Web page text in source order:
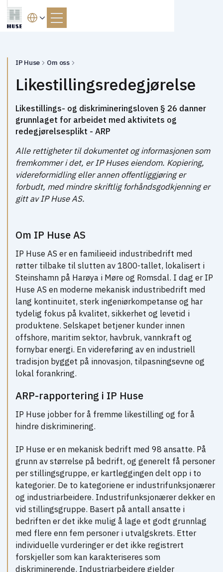
IP Huse Om oss
Likestillingsredegjørelse
Likestillings- og diskrimineringsloven § 26 danner
grunnlaget for arbeidet med aktivitets og
redegjørelsesplikt - ARP
Alle rettigheter til dokumentet og informasjonen som
fremkommer i det, er IP Huses eiendom. Kopiering,
videreformidling eller annen offentliggjøring er
forbudt, med mindre skriftlig forhåndsgodkjenning er
gitt av IP Huse AS.
Om IP Huse AS
IP Huse AS er en familieeid industribedrift med
røtter tilbake til slutten av 1800-tallet, lokalisert i
Steinshamn på Harøya i Møre og Romsdal. I dag er IP
Huse AS en moderne mekanisk industribedrift med
lang kontinuitet, sterk ingeniørkompetanse og har
tydelig fokus på kvalitet, sikkerhet og levetid i
produktene. Selskapet betjener kunder innen
offshore, maritim sektor, havbruk, vannkraft og
fornybar energi. En videreføring av en industriell
tradisjon bygget på innovasjon, tilpasningsevne og
lokal forankring.
ARP-rapportering i IP Huse
IP Huse jobber for å fremme likestilling og for å
hindre diskriminering.
IP Huse er en mekanisk bedrift med 98 ansatte. På
grunn av størrelse på bedrift, og generelt få personer
per stillingsgruppe, er kartleggingen delt opp i to
kategorier. De to kategoriene er industrifunksjonærer
og industriarbeidere. Industrifunksjonærer dekker en
vid stillingsgruppe. Basert på antall ansatte i
bedriften er det ikke mulig å lage et godt grunnlag
med flere enn fem personer i utvalgskrets. Etter
individuelle vurderinger er det ikke registrert
forskjeller som kan karakteriseres som
diskriminerende. Industriarbeidere gjelder